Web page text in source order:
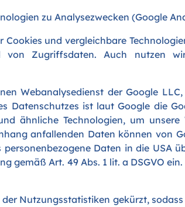
zu Analysezwecken (Google
und vergleichbare
von Zugriffsdaten. Auch nutzen
Webanalysedienst der Google
Datenschutzes ist laut Google die
ähnliche Technologien, um
anfallenden Daten können von
Daten in die USA
gemäß Art. 49 Abs. 1 lit. a DSGVO
Nutzungsstatistiken gekürzt,